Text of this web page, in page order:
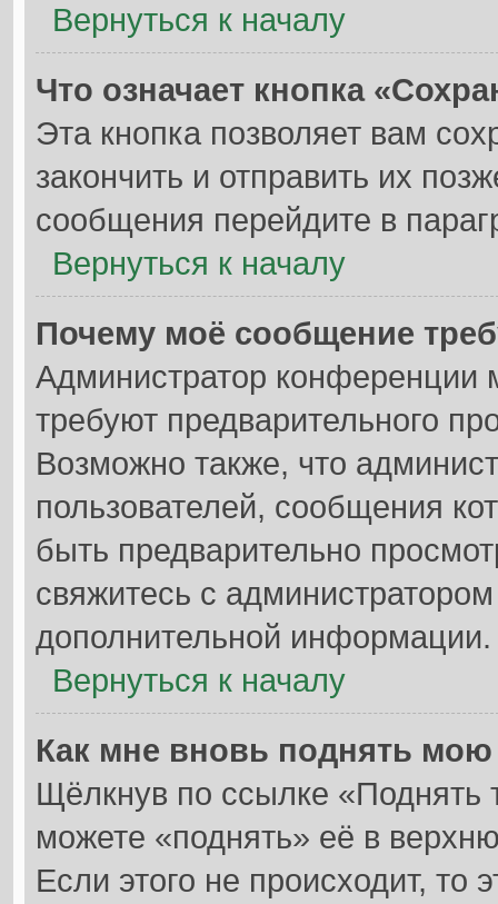
Вернуться к началу
Что означает кнопка
Эта кнопка позволяет вам
закончить и отправить их
сообщения перейдите в
Вернуться к началу
Почему моё сообщение
Администратор конференции
требуют предварительного
Возможно также, что
пользователей, сообщения
быть предварительно
свяжитесь с
дополнительной информации.
Вернуться к началу
Как мне вновь поднять мою
Щёлкнув по ссылке
можете «поднять» её в
Если этого не происходит, то